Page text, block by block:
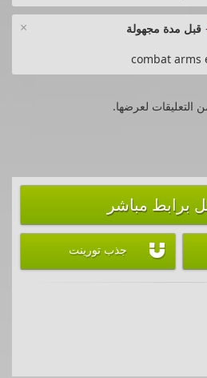
× قبل مدة مجهولة
التعليقات لعرضها.
برابط مباشر
 جذب تورينت